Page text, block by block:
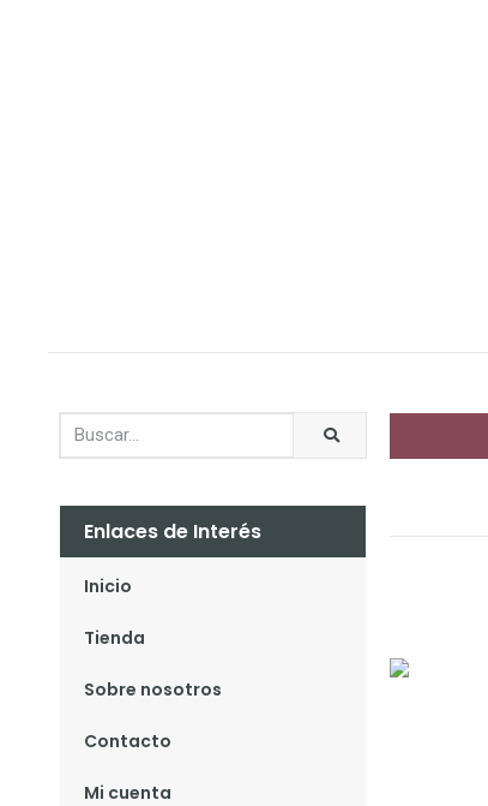
Enlaces de Interés
Inicio
Tienda
Sobre nosotros
Contacto
Mi cuenta